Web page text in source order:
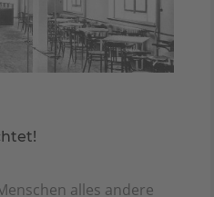
alles andere